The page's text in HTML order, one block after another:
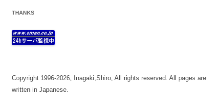
THANKS
Copyright 1996-2026, Inagaki,Shiro, All rights reserved. All pages are
written in Japanese.